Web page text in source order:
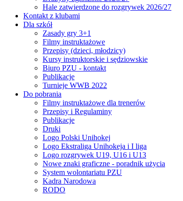
Hale zatwierdzone do rozgrywek 2026/27
Kontakt z klubami
Dla szkół
Zasady gry 3+1
Filmy instruktażowe
Przepisy (dzieci, młodzicy)
Kursy instruktorskie i sędziowskie
Biuro PZU - kontakt
Publikacje
Turnieje WWB 2022
Do pobrania
Filmy instruktażowe dla trenerów
Przepisy i Regulaminy
Publikacje
Druki
Logo Polski Unihokej
Logo Ekstraliga Unihokeja i I liga
Logo rozgrywek U19, U16 i U13
Nowe znaki graficzne - poradnik użycia
System wolontariatu PZU
Kadra Narodowa
RODO